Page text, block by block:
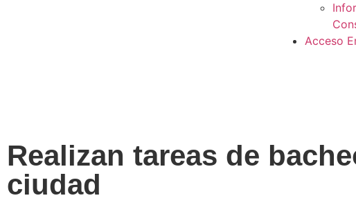
Acceso
Realizan tareas de
ciudad